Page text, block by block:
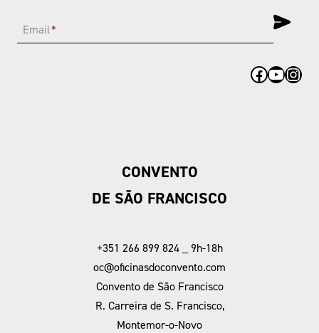
Email*
Facebook
CONVENTO
DE SÃO FRANCISCO
+351 266 899 824 _ 9h-18h
oc@oficinasdoconvento.com
Convento de São Francisco
R. Carreira de S. Francisco,
Montemor-o-Novo